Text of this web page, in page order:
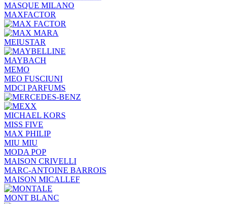
MASQUE MILANO
MAXFACTOR
MEIUSTAR
MAYBACH
MEMO
MEO FUSCIUNI
MDCI PARFUMS
MICHAEL KORS
MISS FIVE
MAX PHILIP
MIU MIU
MODA POP
MAISON CRIVELLI
MARC-ANTOINE BARROIS
MAISON MICALLEF
MONT BLANC